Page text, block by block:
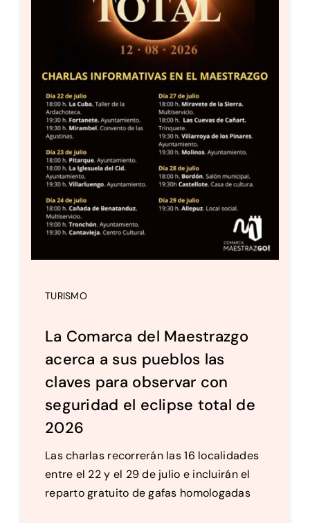
TURISMO
La Comarca del Maestrazgo
acerca a sus pueblos las
claves para observar con
seguridad el eclipse total de
2026
Las charlas recorrerán las 16 localidades
entre el 22 y el 29 de julio e incluirán el
reparto gratuito de gafas homologadas